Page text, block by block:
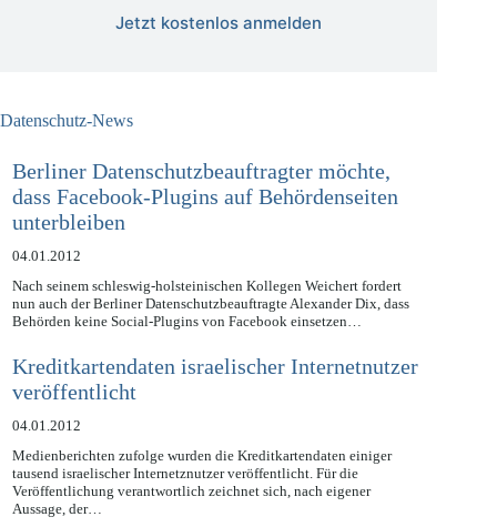
Berliner Datenschutzbeauftragter möchte,
dass Facebook-Plugins auf Behördenseiten
unterbleiben
04.01.2012
Nach seinem schleswig-holsteinischen Kollegen Weichert fordert
nun auch der Berliner Datenschutzbeauftragte Alexander Dix, dass
Kreditkartendaten israelischer Internetnutzer
veröffentlicht
04.01.2012
Medienberichten zufolge wurden die Kreditkartendaten einiger
tausend israelischer Internetznutzer veröffentlicht. Für die
Veröffentlichung verantwortlich zeichnet sich, nach eigener